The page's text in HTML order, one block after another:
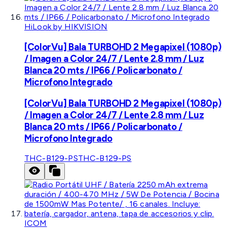
HiLook by HIKVISION
[ColorVu] Bala TURBOHD 2 Megapixel (1080p)
/ Imagen a Color 24/7 / Lente 2.8 mm / Luz
Blanca 20 mts / IP66 / Policarbonato /
Microfono Integrado
[ColorVu] Bala TURBOHD 2 Megapixel (1080p)
/ Imagen a Color 24/7 / Lente 2.8 mm / Luz
Blanca 20 mts / IP66 / Policarbonato /
Microfono Integrado
THC-B129-PSTHC-B129-PS
ICOM